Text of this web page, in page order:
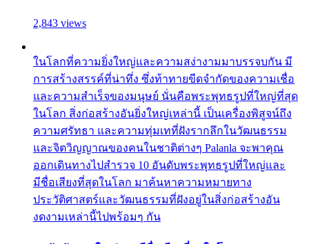
2,843 views
ในโลกที่ความยิ่งใหญ่และความสง่างามมาบรรจบกัน มี
การสร้างสรรค์ที่น่าทึ่ง ซึ่งท้าทายขีดจำกัดของความเชื่อ
และความสำเร็จของมนุษย์ นั่นคือพระพุทธรูปที่ใหญ่ที่สุด
ในโลก สิ่งก่อสร้างอันยิ่งใหญ่เหล่านี้ เป็นเครื่องพิสูจน์ถึง
ความศรัทธา และความทุ่มเทที่ฝังรากลึกในวัฒนธรรม
และจิตวิญญาณของคนในชาติต่างๆ Palanla จะพาคุณ
ออกเดินทางไปสำรวจ 10 อันดับพระพุทธรูปที่ใหญ่และ
มีชื่อเสียงที่สุดในโลก มาค้นหาความหมายทาง
ประวัติศาสตร์และวัฒนธรรมที่ฝังอยู่ในสิ่งก่อสร้างอัน
งดงามเหล่านี้ไปพร้อมๆ กัน